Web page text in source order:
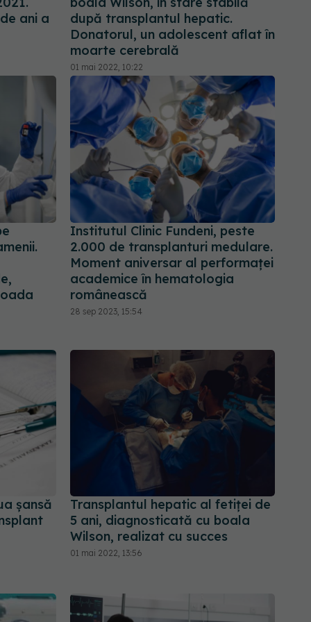
ani a
după transplantul hepatic.
Donatorul, un adolescent aflat în
moarte cerebrală
01 mai 2022, 10:22
Institutul Clinic Fundeni, peste
2.000 de transplanturi medulare.
Moment aniversar al performaței
academice în hematologia
românească
28 sep 2023, 15:54
șansă
Transplantul hepatic al fetiței de
5 ani, diagnosticată cu boala
Wilson, realizat cu succes
01 mai 2022, 13:56